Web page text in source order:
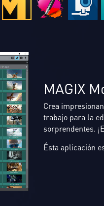
MAGIX
Crea
trabajo para la
sorprendentes.
Ésta aplicación
Da vida a tus
proporciona
canciones.
Ésta aplicación